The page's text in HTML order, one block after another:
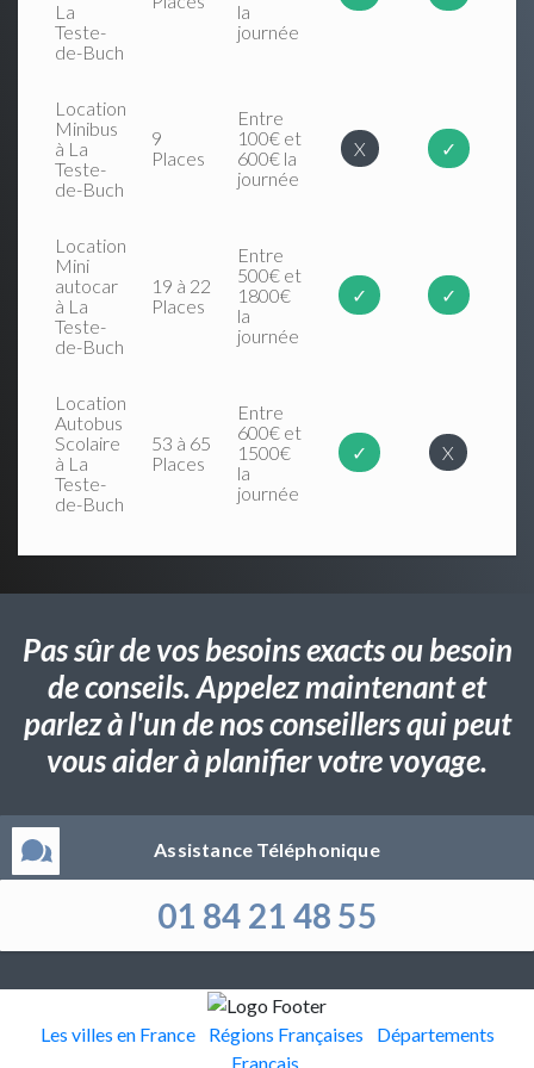
La
Teste-
de-Buch
la
journée
Location
Minibus
à La
Teste-
de-Buch
9
Places
Entre
100€ et
600€ la
journée
X ✓
Location
Mini
autocar
à La
Teste-
de-Buch
19 à 22
Places
Entre
500€ et
1800€
la
journée
✓ ✓
Location
Autobus
Scolaire
à La
Teste-
de-Buch
53 à 65
Places
Entre
600€ et
1500€
la
journée
✓ X
Pas sûr de vos besoins exacts ou besoin
de conseils. Appelez maintenant et
parlez à l'un de nos conseillers qui peut
vous aider à planifier votre voyage.
Assistance Téléphonique
01 84 21 48 55
Les villes en France Régions Françaises
Départements
Français